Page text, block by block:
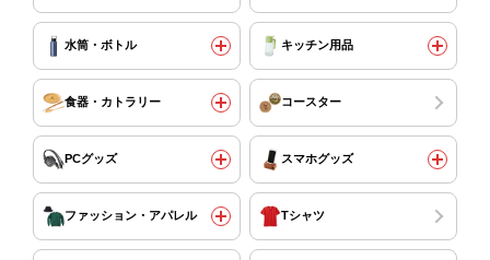
水筒・ボトル キッチン用品
食器・カトラリー コースター
PCグッズ スマホグッズ
ファッション・アパレル Tシャツ